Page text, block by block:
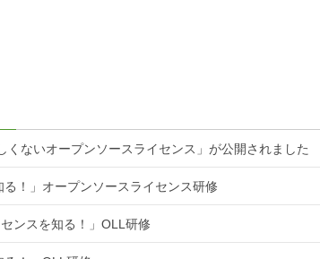
ないオープンソースライセンス」が公開されました
！」オープンソースライセンス研修
ンスを知る！」OLL研修